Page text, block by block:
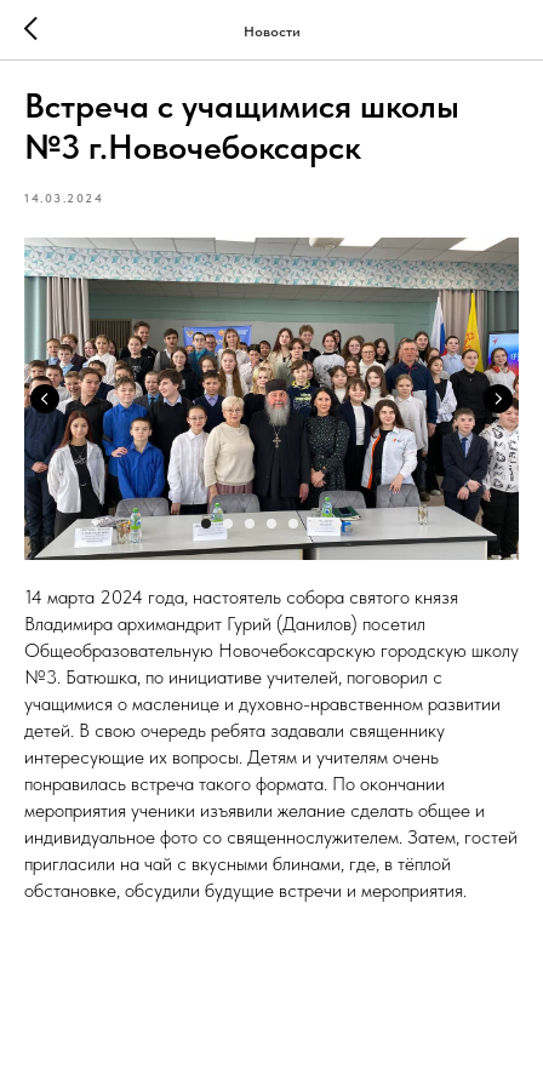
Новости
Встреча с учащимися школы
№3 г.Новочебоксарск
14.03.2024
14 марта 2024 года, настоятель собора святого князя
Владимира архимандрит Гурий (Данилов) посетил
Общеобразовательную Новочебоксарскую городскую школу
№3. Батюшка, по инициативе учителей, поговорил с
учащимися о масленице и духовно-нравственном развитии
детей. В свою очередь ребята задавали священнику
интересующие их вопросы. Детям и учителям очень
понравилась встреча такого формата. По окончании
мероприятия ученики изъявили желание сделать общее и
индивидуальное фото со священнослужителем. Затем, гостей
пригласили на чай с вкусными блинами, где, в тёплой
обстановке, обсудили будущие встречи и мероприятия.